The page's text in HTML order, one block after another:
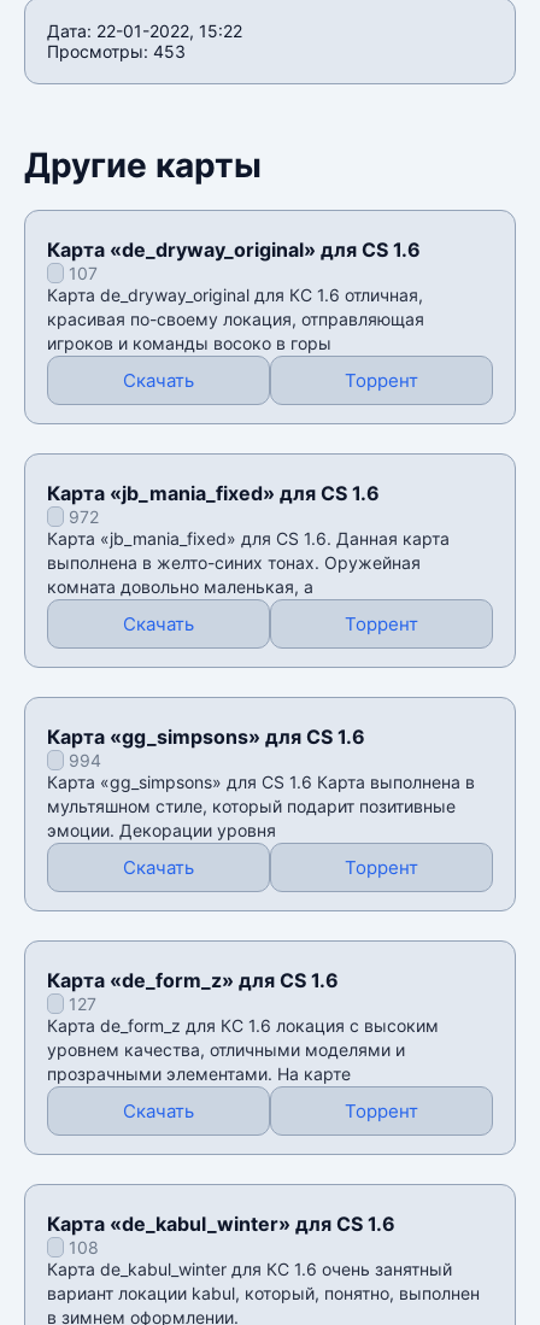
Дата: 22-01-2022, 15:22
Просмотры: 453
Другие карты
Карта «de_dryway_original» для CS 1.6
107
Карта de_dryway_original для КС 1.6 отличная,
красивая по-своему локация, отправляющая
игроков и команды восоко в горы
Скачать Торрент
Карта «jb_mania_fixed» для CS 1.6
972
Карта «jb_mania_fixed» для CS 1.6. Данная карта
выполнена в желто-синих тонах. Оружейная
комната довольно маленькая, а
Скачать Торрент
Карта «gg_simpsons» для CS 1.6
994
Карта «gg_simpsons» для CS 1.6 Карта выполнена в
мультяшном стиле, который подарит позитивные
эмоции. Декорации уровня
Скачать Торрент
Карта «de_form_z» для CS 1.6
127
Карта de_form_z для КС 1.6 локация с высоким
уровнем качества, отличными моделями и
прозрачными элементами. На карте
Скачать Торрент
Карта «de_kabul_winter» для CS 1.6
108
Карта de_kabul_winter для КС 1.6 очень занятный
вариант локации kabul, который, понятно, выполнен
в зимнем оформлении.